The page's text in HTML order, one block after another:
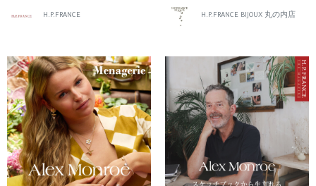
H.P.FRANCE H.P.FRANCE BIJOUX 丸の内店